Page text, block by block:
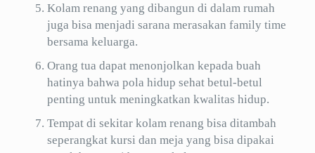
Kolam renang yang dibangun di dalam rumah
juga bisa menjadi sarana merasakan family time
bersama keluarga.
Orang tua dapat menonjolkan kepada buah
hatinya bahwa pola hidup sehat betul-betul
penting untuk meningkatkan kwalitas hidup.
Tempat di sekitar kolam renang bisa ditambah
seperangkat kursi dan meja yang bisa dipakai